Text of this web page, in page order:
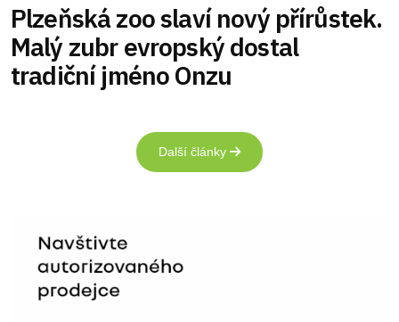
Plzeňská zoo slaví nový přírůstek.
Malý zubr evropský dostal
tradiční jméno Onzu
Další články